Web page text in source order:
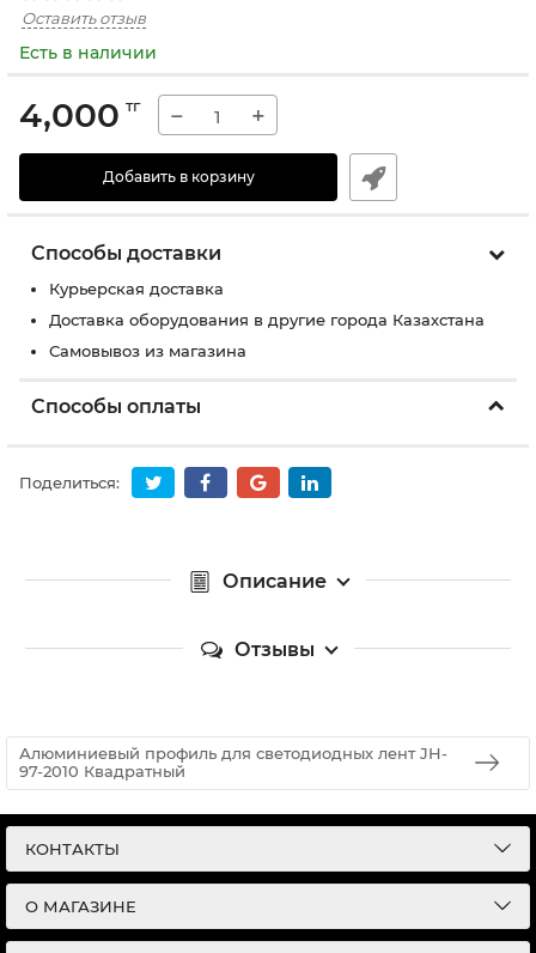
Оставить отзыв
Есть в наличии
4,000 тг − +
Добавить в корзину
Способы доставки
Курьерская доставка
Доставка оборудования в другие города Казахстана
Самовывоз из магазина
Способы оплаты
Поделиться:
Описание
Отзывы
Алюминиевый профиль для светодиодных лент JH-
97-2010 Квадратный
КОНТАКТЫ
О МАГАЗИНЕ